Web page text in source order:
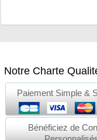
Notre Charte
Paiement Simple &
Bénéficiez de